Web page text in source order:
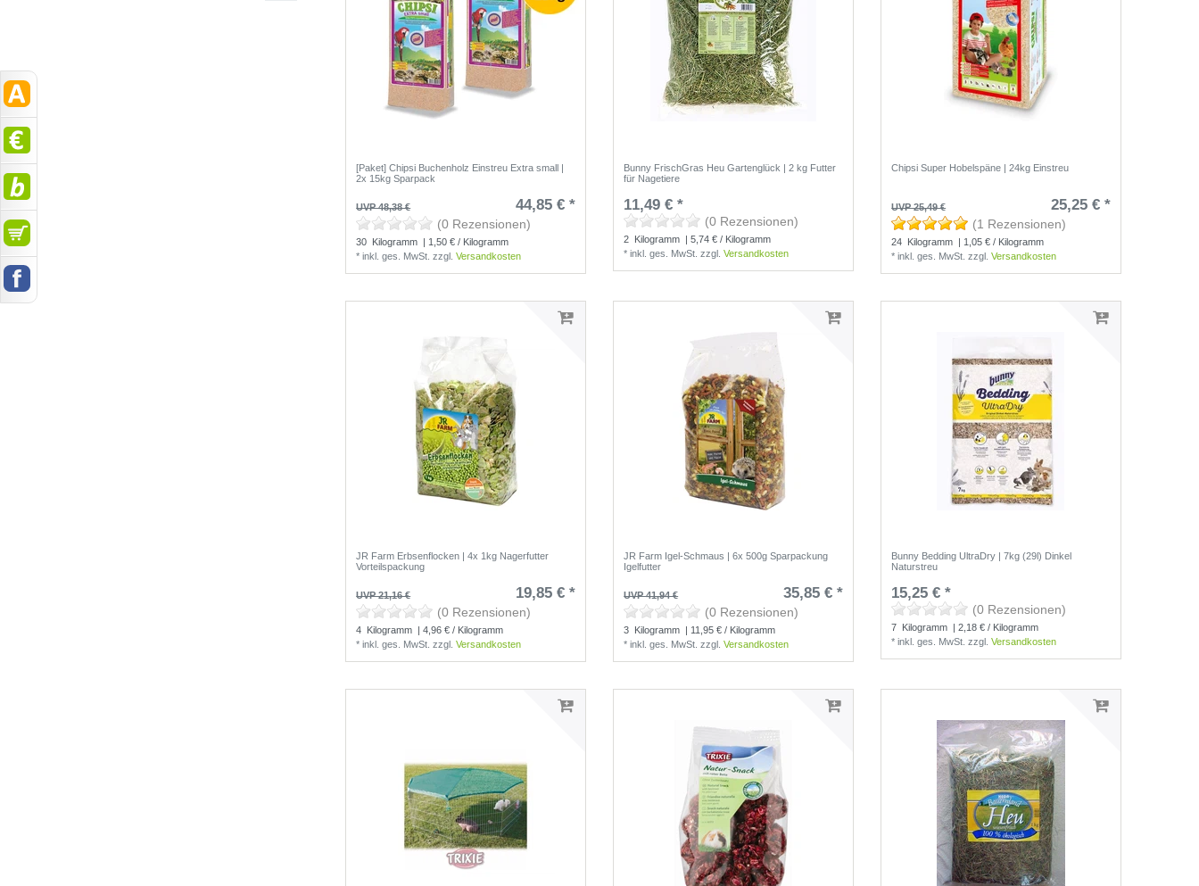
[Paket] Chipsi Buchenholz Einstreu Extra small |
2x 15kg Sparpack
UVP 48,38 € 44,85 € *
(0 Rezensionen)
30 Kilogramm | 1,50 € / Kilogramm
*inkl. ges. MwSt. zzgl.Versandkosten
Bunny FrischGras Heu Gartenglück | 2 kg Futter
für Nagetiere
11,49 € *
(0 Rezensionen)
2 Kilogramm | 5,74 € / Kilogramm
*inkl. ges. MwSt. zzgl.Versandkosten
Chipsi Super Hobelspäne | 24kg Einstreu
UVP 25,49 € 25,25 € *
(1 Rezensionen)
24 Kilogramm | 1,05 € / Kilogramm
*inkl. ges. MwSt. zzgl.Versandkosten
JR Farm Erbsenflocken | 4x 1kg Nagerfutter
Vorteilspackung
UVP 21,16 € 19,85 € *
(0 Rezensionen)
4 Kilogramm | 4,96 € / Kilogramm
*inkl. ges. MwSt. zzgl.Versandkosten
JR Farm Igel-Schmaus | 6x 500g Sparpackung
Igelfutter
UVP 41,94 € 35,85 € *
(0 Rezensionen)
3 Kilogramm | 11,95 € / Kilogramm
*inkl. ges. MwSt. zzgl.Versandkosten
Bunny Bedding UltraDry | 7kg (29l) Dinkel
Naturstreu
15,25 € *
(0 Rezensionen)
7 Kilogramm | 2,18 € / Kilogramm
*inkl. ges. MwSt. zzgl.Versandkosten